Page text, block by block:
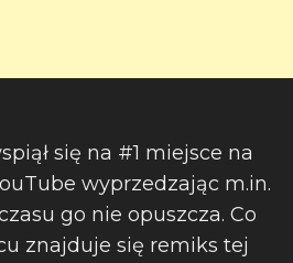
się na #1 miejsce na
wyprzedzając m.in.
go nie opuszcza. Co
znajduje się remiks tej